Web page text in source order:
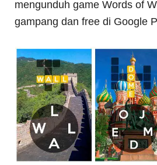
mengunduh game Words of
gampang dan free di Google